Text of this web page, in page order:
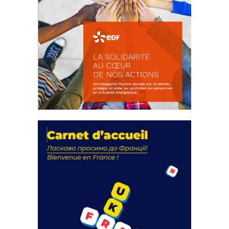
actions
18 septembre 2023
FEUILLETER